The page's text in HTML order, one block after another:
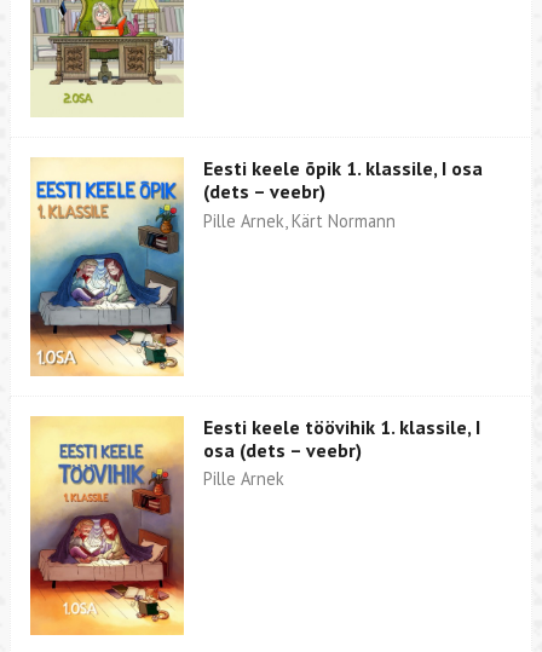
Eesti keele õpik 1. klassile, I osa
(dets – veebr)
Pille Arnek, Kärt Normann
Eesti keele töövihik 1. klassile, I
osa (dets – veebr)
Pille Arnek